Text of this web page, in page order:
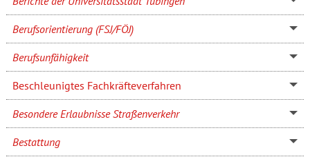
Berufsorientierung (FSJ/FÖJ)
Berufsunfähigkeit
Beschleunigtes Fachkräfteverfahren
Besondere Erlaubnisse Straßenverkehr
Bestattung